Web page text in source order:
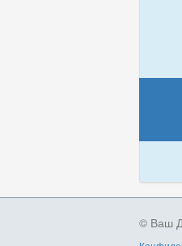
© Ваш